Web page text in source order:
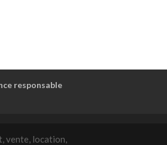
responsable
vente, location,